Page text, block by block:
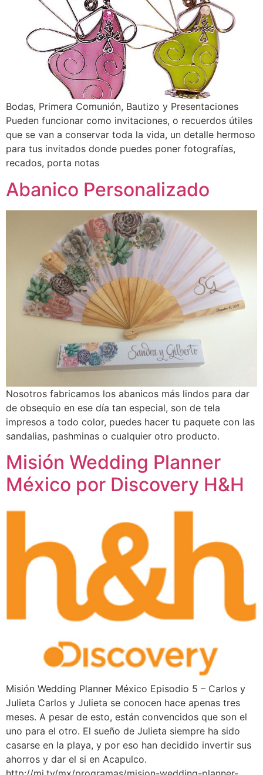
Bodas, Primera Comunión, Bautizo y Presentaciones
Pueden funcionar como invitaciones, o recuerdos útiles
que se van a conservar toda la vida, un detalle hermoso
para tus invitados donde puedes poner fotografías,
recados, porta notas
Abanico Personalizado
Nosotros fabricamos los abanicos más lindos para dar
de obsequio en ese día tan especial, son de tela
impresos a todo color, puedes hacer tu paquete con las
sandalias, pashminas o cualquier otro producto.
Misión Wedding Planner
México por Discovery H&H
Misión Wedding Planner México Episodio 5 – Carlos y
Julieta Carlos y Julieta se conocen hace apenas tres
meses. A pesar de esto, están convencidos que son el
uno para el otro. El sueño de Julieta siempre ha sido
casarse en la playa, y por eso han decidido invertir sus
ahorros y dar el si en Acapulco.